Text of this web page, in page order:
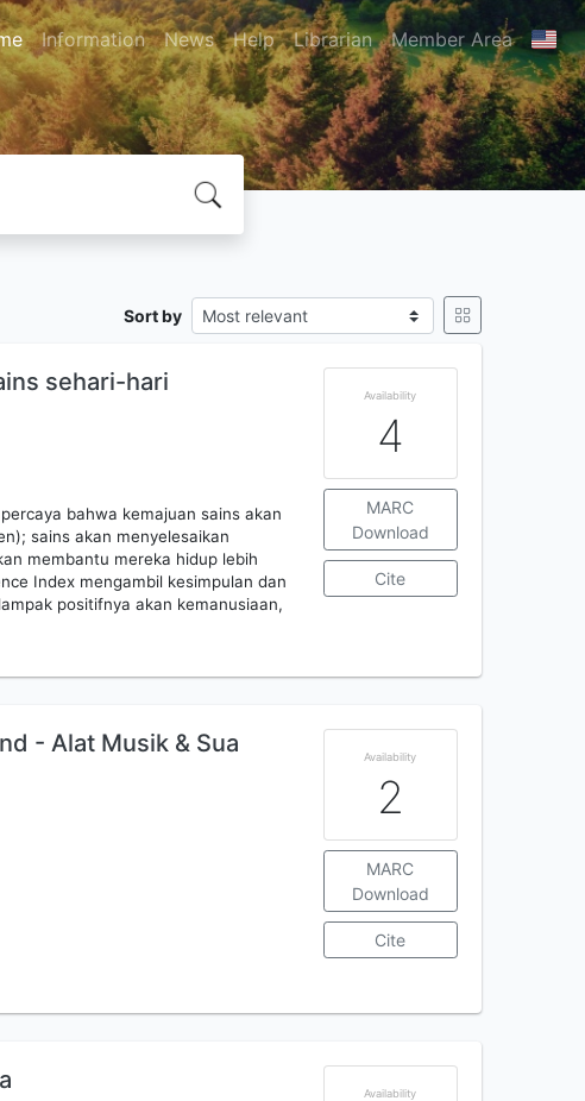
Information News Help Librarian Member Area
Sort by
sehari-hari
bahwa kemajuan sains akan
sains akan menyelesaikan
membantu mereka hidup lebih
Index mengambil kesimpulan dan
positifnya akan kemanusiaan,
Availability
4
MARC
Download
Cite
- Alat Musik & Sua Availability
2
MARC
Download
Cite
Availability